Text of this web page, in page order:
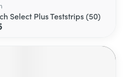
Select Plus Teststrips (50)